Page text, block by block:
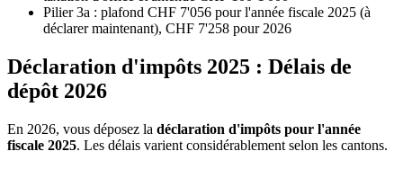
Pilier 3a : plafond CHF 7'056 pour l'année fiscale 2025 (à
déclarer maintenant), CHF 7'258 pour 2026
Déclaration d'impôts 2025 : Délais de
dépôt 2026
En 2026, vous déposez la déclaration d'impôts pour l'année
fiscale 2025. Les délais varient considérablement selon les cantons.